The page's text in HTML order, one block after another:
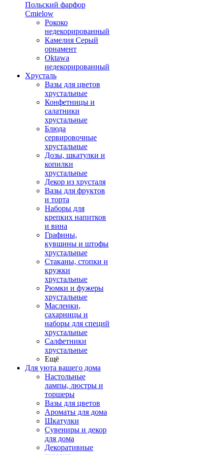
Польский фарфор
Сmielow
Рококо
недекорированный
Камелия Серый
орнамент
Oktawa
недекорированный
Хрусталь
Вазы для цветов
хрустальные
Конфетницы и
салатники
хрустальные
Блюда
сервировочные
хрустальные
Дозы, шкатулки и
копилки
хрустальные
Декор из хрусталя
Вазы для фруктов
и торта
Наборы для
крепких напитков
и вина
Графины,
кувшины и штофы
хрустальные
Стаканы, стопки и
кружки
хрустальные
Рюмки и фужеры
хрустальные
Масленки,
сахарницы и
наборы для специй
хрустальные
Салфетники
хрустальные
Ещё
Для уюта вашего дома
Настольные
лампы, люстры и
торшеры
Вазы для цветов
Ароматы для дома
Шкатулки
Сувениры и декор
для дома
Декоративные